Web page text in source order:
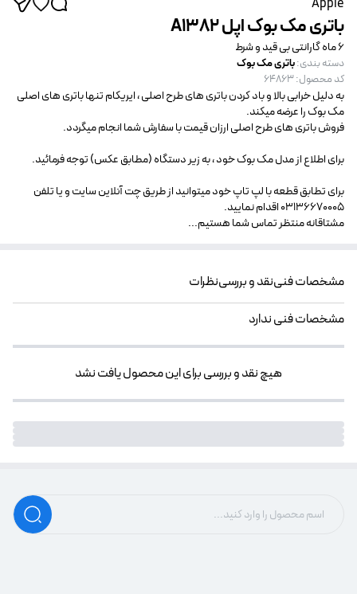
باتری مک بوک اپل A1382
6 ماه گارانتی بی قید و شرط
دسته بندی:باتری مک بوک
کد محصول:
64863
به دلیل خرابی بالا و باد کردن باتری های طرح اصلی ، ایریکام تنها باتری های اصلی
مک بوک را عرضه میکند.
فروش باتری های طرح اصلی ارزان قیمت با سفارش شما انجام میگردد.
برای اطلاع از مدل مک بوک خود ، به زیر دستگاه (مطابق عکس) توجه فرمائید.
برای تطابق قطعه با لپ تاپ خود میتوانید از طریق چت آنلاین سایت و یا تلفن
03136670005 اقدام نمایید.
مشتاقانه منتظر تماس شما هستیم...
مشخصات فنینقد و بررسینظرات
مشخصات فنی ندارد
هیچ نقد و بررسی برای این محصول یافت نشد